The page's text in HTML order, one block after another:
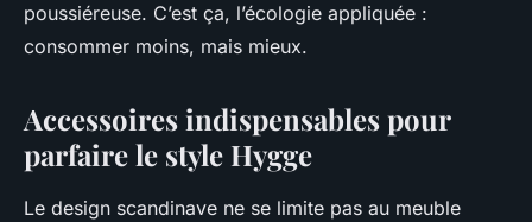
poussiéreuse. C’est ça, l’écologie appliquée :
consommer moins, mais mieux.
Accessoires indispensables pour
parfaire le style Hygge
Le design scandinave ne se limite pas au meuble